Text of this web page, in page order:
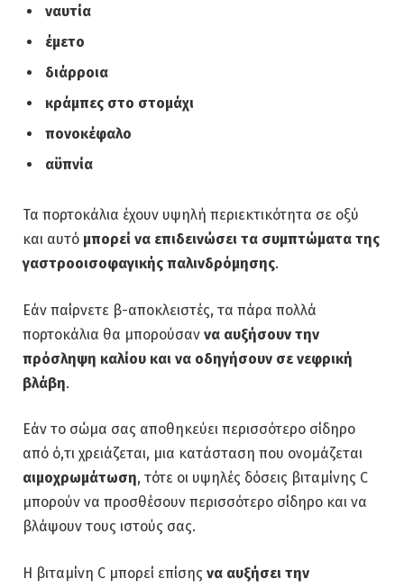
ναυτία
έμετο
διάρροια
κράμπες στο στομάχι
πονοκέφαλο
αϋπνία
Τα πορτοκάλια έχουν υψηλή περιεκτικότητα σε οξύ
και αυτό μπορεί να επιδεινώσει τα συμπτώματα της
γαστροοισοφαγικής παλινδρόμησης.
Εάν παίρνετε β-αποκλειστές, τα πάρα πολλά
πορτοκάλια θα μπορούσαν να αυξήσουν την
πρόσληψη καλίου και να οδηγήσουν σε νεφρική
βλάβη.
Εάν το σώμα σας αποθηκεύει περισσότερο σίδηρο
από ό,τι χρειάζεται, μια κατάσταση που ονομάζεται
αιμοχρωμάτωση, τότε οι υψηλές δόσεις βιταμίνης C
μπορούν να προσθέσουν περισσότερο σίδηρο και να
βλάψουν τους ιστούς σας.
Η βιταμίνη C μπορεί επίσης να αυξήσει την